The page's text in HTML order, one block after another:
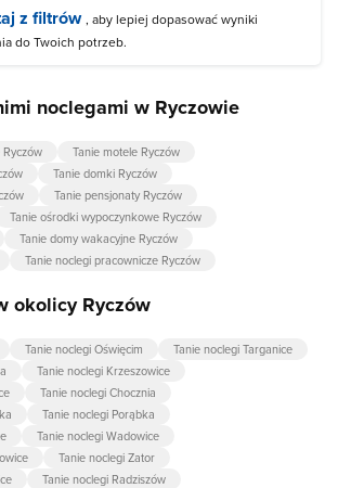
z filtrów , aby lepiej dopasować wyniki
do Twoich potrzeb.
noclegami w Ryczowie
Tanie motele Ryczów
Tanie domki Ryczów
Tanie pensjonaty Ryczów
Tanie ośrodki wypoczynkowe Ryczów
Tanie domy wakacyjne Ryczów
Tanie noclegi pracownicze Ryczów
okolicy Ryczów
Tanie noclegi Oświęcim
Tanie noclegi Targanice
Tanie noclegi Krzeszowice
Tanie noclegi Chocznia
Tanie noclegi Porąbka
Tanie noclegi Wadowice
Tanie noclegi Zator
Tanie noclegi Radziszów